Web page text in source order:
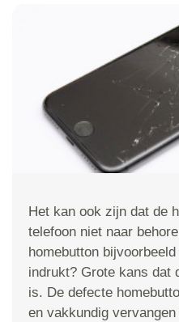
Het kan ook zijn dat de
telefoon niet naar
homebutton
indrukt? Grote kans dat
is. De defecte
en vakkundig